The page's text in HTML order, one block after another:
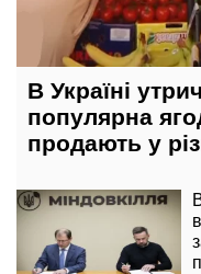
В Україні
популярна
продають у